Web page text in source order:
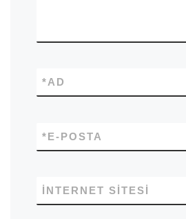
AD
*
E-POSTA
*
İNTERNET SITESI